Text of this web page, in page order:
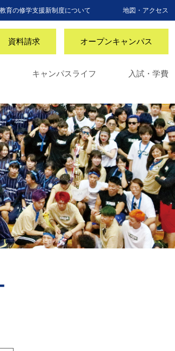
育の修学支援新制度について 地図・アクセス
資料請求 オープンキャンパス
キャンパスライフ 入試・学費